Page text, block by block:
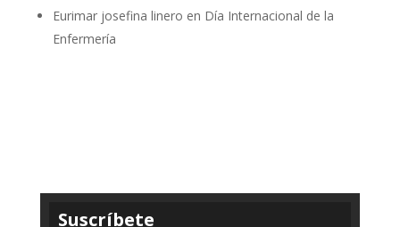
Eurimar josefina linero en Día Internacional de la
Enfermería
Suscríbete